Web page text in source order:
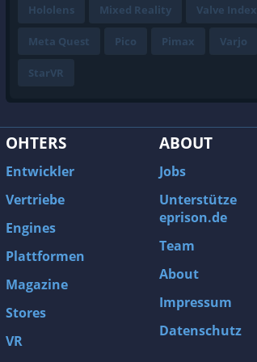
Hololens Mixed Reality Valve Index
Meta Quest Pico Pimax Varjo
StarVR
OHTERS
Entwickler
Vertriebe
Engines
Plattformen
Magazine
Stores
VR
ABOUT
Jobs
Unterstütze
eprison.de
Team
About
Impressum
Datenschutz